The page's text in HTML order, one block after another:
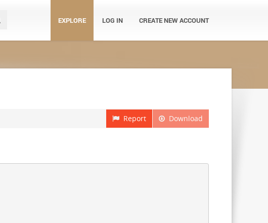
EXPLORE LOG IN CREATE NEW ACCOUNT
Download
Report